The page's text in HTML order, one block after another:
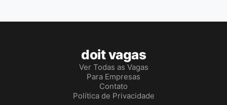
doit vagas
Ver Todas as Vagas
Para Empresas
Contato
Política de Privacidade